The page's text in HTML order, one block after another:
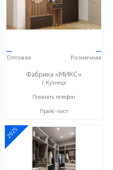
—
Оптовая
—
Розничная
Фабрика «МИКС»
г.Кузнецк
+7 (937) 423-36-37
Показать телефон
Прайс-лист
2025